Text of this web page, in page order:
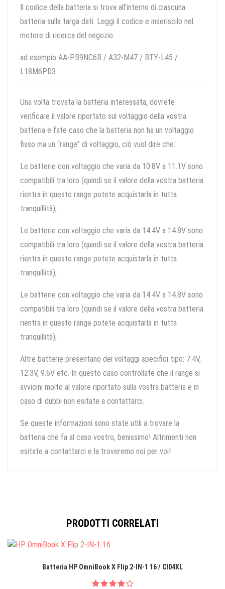
Il codice della batteria si trova all'interno di ciascuna
batteria sulla targa dati. Leggi il codice e inseriscilo nel
motore di ricerca del negozio.
ad esempio AA-PB9NC6B / A32-M47 / BTY-L45 /
L18M6PD3
Una volta trovata la batteria interessata, dovrete
verificare il valore riportato sul voltaggio della vostra
batteria e fate caso che la batteria non ha un voltaggio
fisso ma un “range” di voltaggio, ciò vuol dire che:
Le batterie con voltaggio che varia da 10.8V a 11.1V sono
compatibili tra loro (quindi se il valore della vostra batteria
rientra in questo range potete acquistarla in tutta
tranquillità);
Le batterie con voltaggio che varia da 14.4V a 14.8V sono
compatibili tra loro (quindi se il valore della vostra batteria
rientra in questo range potete acquistarla in tutta
tranquillità);
Le batterie con voltaggio che varia da 14.4V a 14.8V sono
compatibili tra loro (quindi se il valore della vostra batteria
rientra in questo range potete acquistarla in tutta
tranquillità);
Altre batterie presentano dei voltaggi specifici tipo: 7.4V,
12.3V, 9.6V etc. In questo caso controllate che il range si
avvicini molto al valore riportato sulla vostra batteria e in
caso di dubbi non esitate a contattarci.
Se queste informazioni sono state utili a trovare la
batteria che fa al caso vostro, benissimo! Altrimenti non
esitate a contattarci e la troveremo noi per voi!
PRODOTTI CORRELATI
Batteria HP OmniBook X Flip 2-IN-1 16 / CI04XL